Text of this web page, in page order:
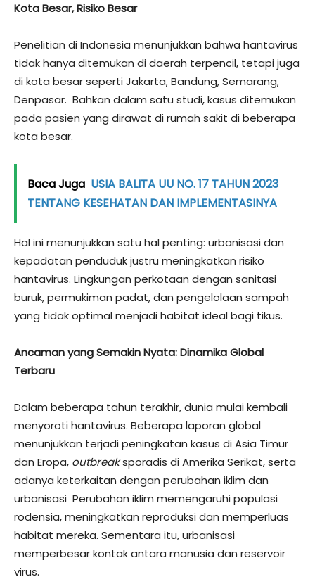
Kota Besar, Risiko Besar
Penelitian di Indonesia menunjukkan bahwa hantavirus
tidak hanya ditemukan di daerah terpencil, tetapi juga
di kota besar seperti Jakarta, Bandung, Semarang,
Denpasar. Bahkan dalam satu studi, kasus ditemukan
pada pasien yang dirawat di rumah sakit di beberapa
kota besar.
Baca Juga USIA BALITA UU NO. 17 TAHUN 2023
TENTANG KESEHATAN DAN IMPLEMENTASINYA
Hal ini menunjukkan satu hal penting: urbanisasi dan
kepadatan penduduk justru meningkatkan risiko
hantavirus. Lingkungan perkotaan dengan sanitasi
buruk, permukiman padat, dan pengelolaan sampah
yang tidak optimal menjadi habitat ideal bagi tikus.
Ancaman yang Semakin Nyata: Dinamika Global
Terbaru
Dalam beberapa tahun terakhir, dunia mulai kembali
menyoroti hantavirus. Beberapa laporan global
menunjukkan terjadi peningkatan kasus di Asia Timur
dan Eropa, outbreaksporadis di Amerika Serikat, serta
adanya keterkaitan dengan perubahan iklim dan
urbanisasi Perubahan iklim memengaruhi populasi
rodensia, meningkatkan reproduksi dan memperluas
habitat mereka. Sementara itu, urbanisasi
memperbesar kontak antara manusia dan reservoir
virus.